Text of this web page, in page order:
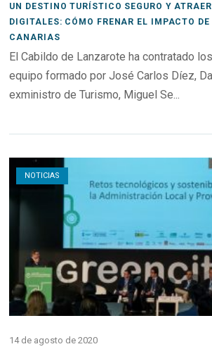
UN DESTINO TURÍSTICO SEGURO Y
DIGITALES: CÓMO FRENAR EL IMPACTO
CANARIAS
El Cabildo de Lanzarote ha contratado
equipo formado por José Carlos Díez,
exministro de Turismo, Miguel Se...
NOTICIAS
Open post
14 de agosto de 2020